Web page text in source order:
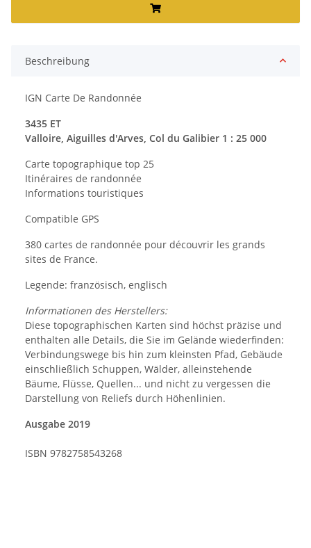
Beschreibung
IGN Carte De Randonnée
3435 ET
Valloire, Aiguilles d'Arves, Col du Galibier 1 : 25 000
Carte topographique top 25
Itinéraires de randonnée
Informations touristiques
Compatible GPS
380 cartes de randonnée pour découvrir les grands
sites de France.
Legende: französisch, englisch
Informationen des Herstellers:
Diese topographischen Karten sind höchst präzise und
enthalten alle Details, die Sie im Gelände wiederfinden:
Verbindungswege bis hin zum kleinsten Pfad, Gebäude
einschließlich Schuppen, Wälder, alleinstehende
Bäume, Flüsse, Quellen... und nicht zu vergessen die
Darstellung von Reliefs durch Höhenlinien.
Ausgabe 2019
ISBN 9782758543268